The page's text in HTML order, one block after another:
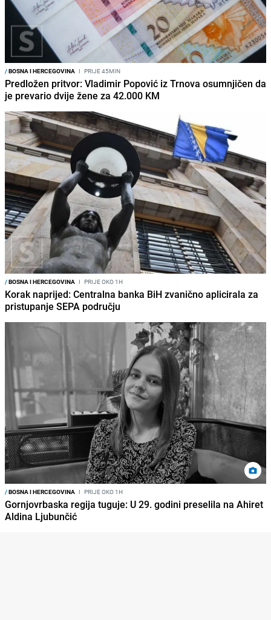
/BOSNA I HERCEGOVINA I PRIJE 45MIN
Predložen pritvor: Vladimir Popović iz Trnova osumnjičen da
je prevario dvije žene za 42.000 KM
/BOSNA I HERCEGOVINA I PRIJE OKO 1H
Korak naprijed: Centralna banka BiH zvanično aplicirala za
pristupanje SEPA području
/BOSNA I HERCEGOVINA I PRIJE OKO 1H
Gornjovrbaska regija tuguje: U 29. godini preselila na Ahiret
Aldina Ljubunčić